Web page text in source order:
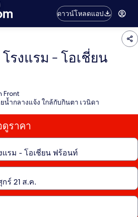
ดาวน์โหลดแอป
รงแรม - โอเชี่ยน
Front
น้ำกลางแจ้ง ใกล้กับกินตา เวนิดา
ดูราคา